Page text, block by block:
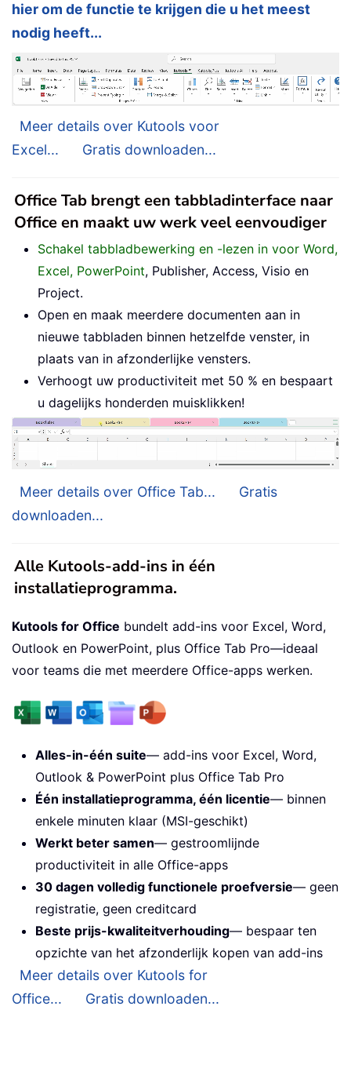
hier om de functie te krijgen die u het meest
nodig heeft...
Meer details over Kutools voor
Excel...
Gratis downloaden...
Office Tab brengt een tabbladinterface naar
Office en maakt uw werk veel eenvoudiger
Schakel tabbladbewerking en -lezen in voor Word,
Excel, PowerPoint, Publisher, Access, Visio en
Project.
Open en maak meerdere documenten aan in
nieuwe tabbladen binnen hetzelfde venster, in
plaats van in afzonderlijke vensters.
Verhoogt uw productiviteit met 50 % en bespaart
u dagelijks honderden muisklikken!
Meer details over Office Tab...
Gratis
downloaden...
Alle Kutools-add-ins in één
installatieprogramma.
Kutools for Office bundelt add-ins voor Excel, Word,
Outlook en PowerPoint, plus Office Tab Pro—ideaal
voor teams die met meerdere Office-apps werken.
Alles-in-één suite— add-ins voor Excel, Word,
Outlook & PowerPoint plus Office Tab Pro
Één installatieprogramma, één licentie— binnen
enkele minuten klaar (MSI-geschikt)
Werkt beter samen— gestroomlijnde
productiviteit in alle Office-apps
30 dagen volledig functionele proefversie— geen
registratie, geen creditcard
Beste prijs-kwaliteitverhouding— bespaar ten
opzichte van het afzonderlijk kopen van add-ins
Meer details over Kutools for
Office...
Gratis downloaden...